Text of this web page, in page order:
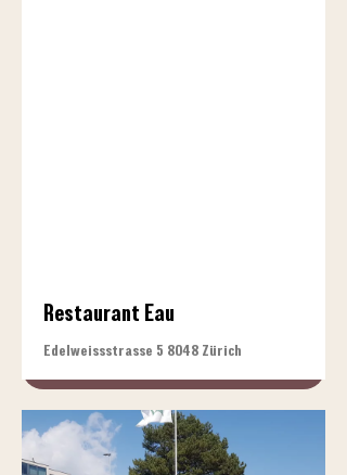
Restaurant Eau
Edelweissstrasse 5 8048 Zürich